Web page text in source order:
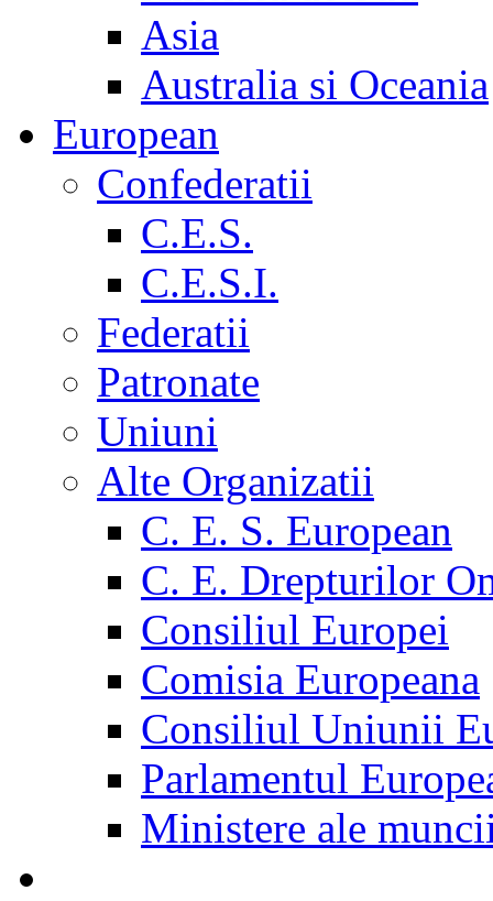
Asia
Australia si Oceania
European
Confederatii
C.E.S.
C.E.S.I.
Federatii
Patronate
Uniuni
Alte Organizatii
C. E. S. European
C. E. Drepturilor
Consiliul Europei
Comisia Europeana
Consiliul Uniunii
Parlamentul
Ministere ale